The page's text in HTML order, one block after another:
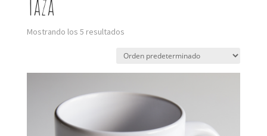
Taza
Mostrando los 5 resultados